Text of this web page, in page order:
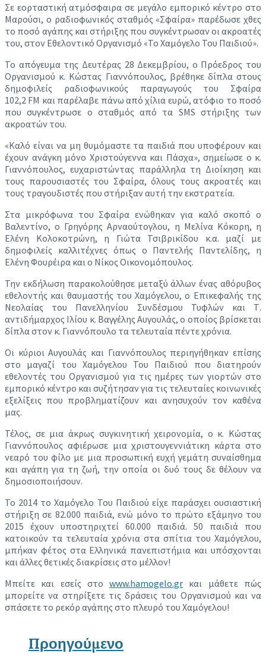
Σε εορταστική ατμόσφαιρα σε μεγάλο εμπορικό κέντρο στο
Μαρούσι, ο ραδιοφωνικός σταθμός «Σφαίρα» παρέδωσε χθες
το ποσό αγάπης και στήριξης που συγκέντρωσαν οι ακροατές
του, στον Εθελοντικό Οργανισμό «Το Χαμόγελο Του Παιδιού».
Το απόγευμα της Δευτέρας 28 Δεκεμβρίου, ο Πρόεδρος του
Οργανισμού κ. Κώστας Γιαννόπουλος, βρέθηκε δίπλα στους
δημοφιλείς ραδιοφωνικούς παραγωγούς του Σφαίρα
102,2 FM και παρέλαβε πάνω από χίλια ευρώ, ατόφιο το ποσό
που συγκέντρωσε ο σταθμός από τα SMS στήριξης των
ακροατών του.
«Καλό είναι να μη θυμόμαστε τα παιδιά που υποφέρουν και
έχουν ανάγκη μόνο Χριστούγεννα και Πάσχα», σημείωσε ο κ.
Γιαννόπουλος, ευχαριστώντας παράλληλα τη Διοίκηση και
τους παρουσιαστές του Σφαίρα, όλους τους ακροατές και
τους τραγουδιστές που στήριξαν αυτή την εκστρατεία.
Στα μικρόφωνα του Σφαίρα ενώθηκαν για καλό σκοπό ο
Βαλεντίνο, ο Γρηγόρης Αρναούτογλου, η Μελίνα Κόκορη, η
Ελένη Κολοκοτρώνη, η Γιώτα Τσιβρικίδου κ.α. μαζί με
δημοφιλείς καλλιτέχνες όπως ο Παντελής Παντελίδης, η
Ελένη Φουρέιρα και ο Νίκος Οικονομόπουλος.
Την εκδήλωση παρακολούθησε μεταξύ άλλων ένας αθόρυβος
εθελοντής και θαυμαστής του Χαμόγελου, ο Επικεφαλής της
Νεολαίας του Πανελληνίου Συνδέσμου Τυφλών και Τ.
αντιδήμαρχος Ιλίου κ. Βαγγέλης Αυγουλάς, ο οποίος βρίσκεται
δίπλα στον κ. Γιαννόπουλο τα τελευταία πέντε χρόνια.
Οι κύριοι Αυγουλάς και Γιαννόπουλος περιηγήθηκαν επίσης
στο μαγαζί του Χαμόγελου Του Παιδιού που διατηρούν
εθελοντές του Οργανισμού για τις ημέρες των γιορτών στο
εμπορικό κέντρο και συζήτησαν για τις τελευταίες κοινωνικές
εξελίξεις που προβληματίζουν και ανησυχούν τον καθένα
μας.
Τέλος, σε μια άκρως συγκινητική χειρονομία, ο κ. Κώστας
Γιαννόπουλος αφιέρωσε μια χριστουγεννιάτικη κάρτα στο
νεαρό του φίλο με μια προσωπική ευχή γεμάτη συναίσθημα
και αγάπη για τη ζωή, την οποία οι δυό τους δε θέλουν να
δημοσιοποιήσουν.
Το 2014 το Χαμόγελο Του Παιδιού είχε παράσχει ουσιαστική
στήριξη σε 82.000 παιδιά, ενώ μόνο το πρώτο εξάμηνο του
2015 έχουν υποστηριχτεί 60.000 παιδιά. 50 παιδιά που
κατοικούν τα τελευταία χρόνια στα σπίτια του Χαμόγελου,
μπήκαν φέτος στα Ελληνικά πανεπιστήμια και υπόσχονται
και άλλες θετικές διακρίσεις στο μέλλον!
Μπείτε και εσείς στοwww.hamogelo.gr και μάθετε πώς
μπορείτε να στηρίξετε τις δράσεις του Οργανισμού και να
σπάσετε το ρεκόρ αγάπης στο πλευρό του Χαμόγελου!
Προηγούμενο